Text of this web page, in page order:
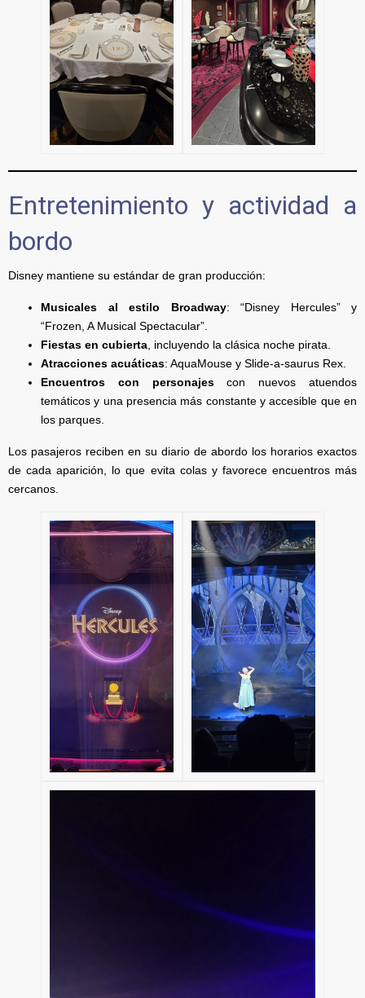
Entretenimiento y actividad a
bordo
Disney mantiene su estándar de gran producción:
Musicales al estilo Broadway: “Disney Hercules” y
“Frozen, A Musical Spectacular”.
Fiestas en cubierta , incluyendo la clásica noche pirata.
Atracciones acuáticas: AquaMouse y Slide-a-saurus Rex.
Encuentros con personajescon nuevos atuendos
temáticos y una presencia más constante y accesible que en
los parques.
Los pasajeros reciben en su diario de abordo los horarios exactos
de cada aparición, lo que evita colas y favorece encuentros más
cercanos.